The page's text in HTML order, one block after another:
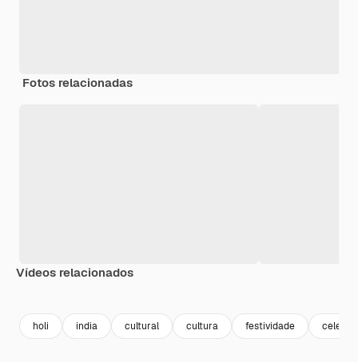
Fotos relacionadas
Vídeos relacionados
holi india cultural cultura festividade